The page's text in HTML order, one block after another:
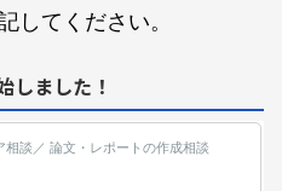
してください。
しました！